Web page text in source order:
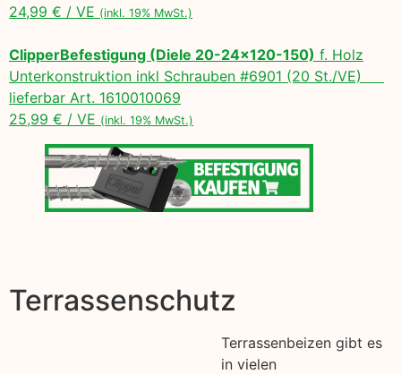
24,99 € / VE (inkl. 19% MwSt.)
ClipperBefestigung (Diele 20-24×120-150) f. Holz
Unterkonstruktion inkl Schrauben #6901 (20 St./VE)
lieferbar Art. 1610010069
25,99 € / VE (inkl. 19% MwSt.)
Terrassenschutz
Terrassenbeizen gibt es
in vielen